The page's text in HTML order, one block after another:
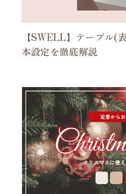
【SWELL】テーブル(
本設定を徹底解説